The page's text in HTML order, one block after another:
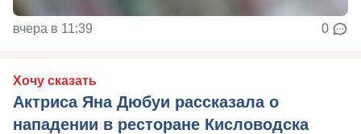
вчера в 11:39 0
Хочу сказать
Актриса Яна Дюбуи рассказала о
нападении в ресторане Кисловодска